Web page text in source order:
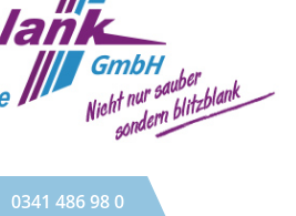
0341 486 98 0